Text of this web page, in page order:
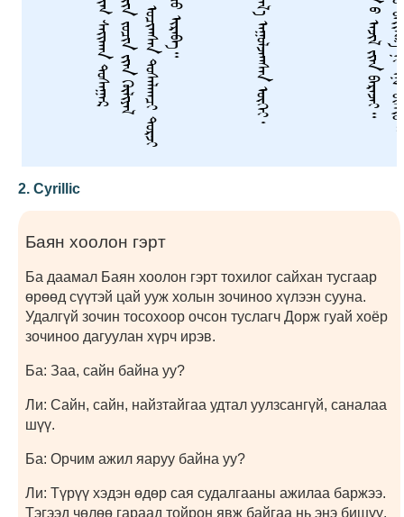
2. Cyrillic
Баян хоолон гэрт
Ба даамал Баян хоолон гэрт тохилог сайхан тусгаар
өрөөд сүүтэй цай ууж холын зочиноо хүлээн сууна.
Удалгүй зочин тосохоор очсон туслагч Дорж гуай хоёр
зочиноо дагуулан хүрч ирэв.
Ба: Заа, сайн байна уу?
Ли: Сайн, сайн, найзтайгаа удтал уулзсангүй, саналаа
шүү.
Ба: Орчим ажил яаруу байна уу?
Ли: Түрүү хэдэн өдөр сая судалгааны ажилаа баржээ.
Тэгээд чөлөө гараад тойрон явж байгаа нь энэ бишүү.